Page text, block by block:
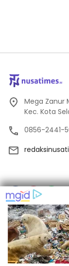
Mega Zanur
Kec. Kota
0856-2441-
Tentang Kami
Privacy
© 2024